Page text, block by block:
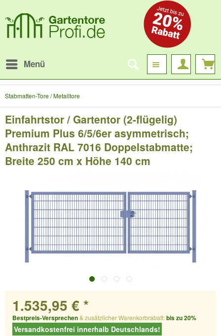
Menü
Stabmatten-Tore / Metalltore
Einfahrtstor / Gartentor (2-flügelig)
Premium Plus 6/5/6er asymmetrisch;
Anthrazit RAL 7016 Doppelstabmatte;
Breite 250 cm x Höhe 140 cm
1.535,95 € *
Bestpreis-Versprechen& zusätzlicher Warenkorbrabatt:bis zu 20%
Versandkostenfrei innerhalb Deutschlands!